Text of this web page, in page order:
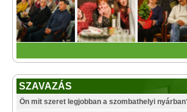
SZAVAZÁS
Ön mit szeret legjobban a szombathelyi